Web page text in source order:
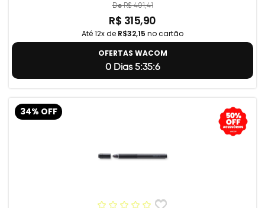
De R$ 401,41
R$ 315,90
Até 12x de R$32,15 no cartão
OFERTAS WACOM
0 Dias 5:35:5
34% OFF